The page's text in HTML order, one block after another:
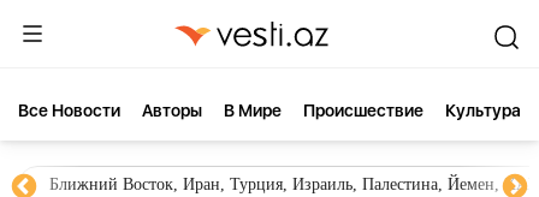
Все Новости Aвторы В Мире Происшествие Культура
Ближний Восток, Иран, Турция, Израиль, Палестина, Йемен,